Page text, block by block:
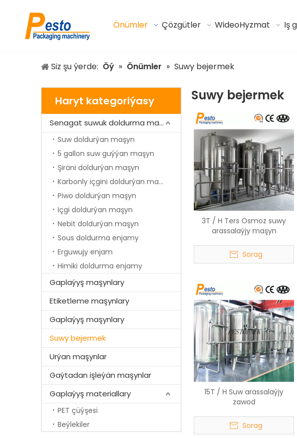
Önümler Çözgütler WideoHyzmat Iş
Siz şu ýerde: Öý » Önümler » Suwy bejermek
Haryt kategoriýasy
Senagat suwuk doldurma maşynlary
Suw doldurýan maşyn
5 gallon suw guýýan maşyn
Şiräni doldurýan maşyn
Karbonly içgini doldurýan maşyn
Piwo doldurýan maşyn
Içgi doldurýan maşyn
Nebit doldurýan maşyn
Sous doldurma enjamy
Erguwujy enjam
Himiki doldurma enjamy
Gaplaýyş maşynlary
Etiketleme maşynlary
Gaplaýyş maşynlary
Suwy bejermek
Urýan maşynlar
Gaýtadan işleýän maşynlar
Gaplaýyş materiallary
PET çüýşesi
Beýlekiler
Suwy bejermek
3T / H Ters Osmoz suwy
arassalaýjy maşyn
Sorag
15T / H Suw arassalaýjy
zawod
Sorag